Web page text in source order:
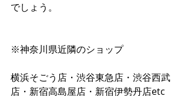
でしょう。
※神奈川県近隣のショップ
横浜そごう店・渋谷東急店・渋谷西武
店・新宿高島屋店・新宿伊勢丹店etc